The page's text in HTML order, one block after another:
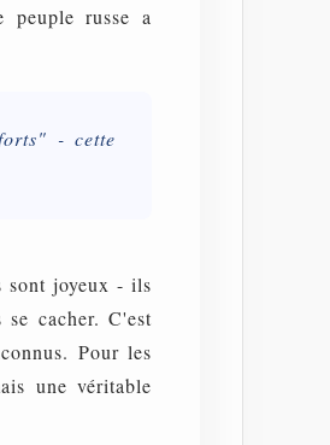
russe a
- cette
sont joyeux - ils
cacher. C'est
Pour les
une véritable